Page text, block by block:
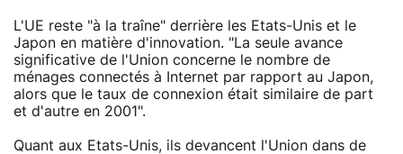
L'UE reste "à la traîne" derrière les Etats-Unis et le
Japon en matière d'innovation. "La seule avance
significative de l'Union concerne le nombre de
ménages connectés à Internet par rapport au Japon,
alors que le taux de connexion était similaire de part
et d'autre en 2001".
Quant aux Etats-Unis, ils devancent l'Union dans de